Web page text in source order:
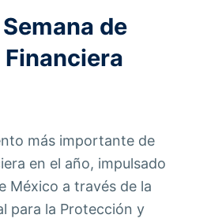
de
más importante de
en el año, impulsado
México a través de la
para la Protección y